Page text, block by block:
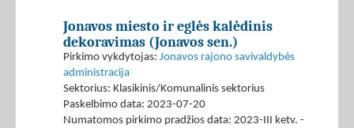
Jonavos miesto ir eglės kalėdinis
dekoravimas (Jonavos sen.)
Pirkimo vykdytojas: Jonavos rajono savivaldybės
administracija
Sektorius: Klasikinis/Komunalinis sektorius
Paskelbimo data: 2023-07-20
Numatomos pirkimo pradžios data: 2023-III ketv. -